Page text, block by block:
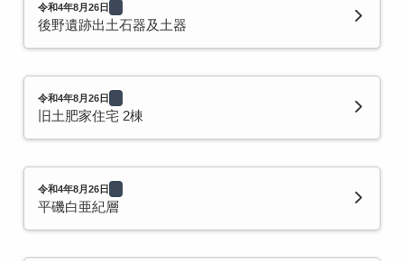
令和4年8月26日
後野遺跡出土石器及土器
令和4年8月26日
旧土肥家住宅 2棟
令和4年8月26日
平磯白亜紀層